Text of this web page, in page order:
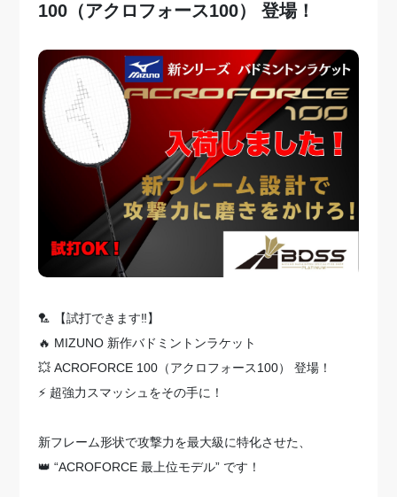
100（アクロフォース100） 登場！
🏸 【試打できます‼️】
🔥 MIZUNO 新作バドミントンラケット
💥 ACROFORCE 100（アクロフォース100） 登場！
⚡ 超強力スマッシュをその手に！
新フレーム形状で攻撃力を最大級に特化させた、
👑 “ACROFORCE 最上位モデル” です！